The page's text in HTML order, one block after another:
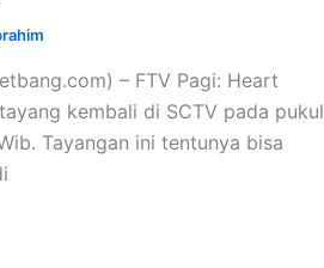
– FTV Pagi: Heart
kembali di SCTV pada pukul
Tayangan ini tentunya bisa